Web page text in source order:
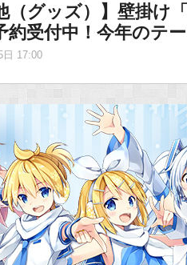
（グッズ）】壁掛け
約受付中！今年のテ
日 17:00